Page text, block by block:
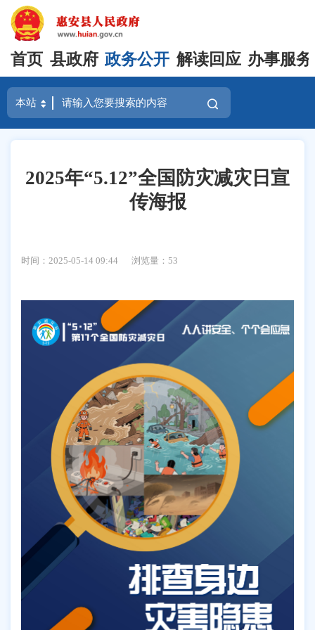
首页 县政府 政务公开 解读回应 办事服务
2025年“5.12”全国防灾减灾日宣
传海报
时间：2025-05-14 09:44 浏览量：53